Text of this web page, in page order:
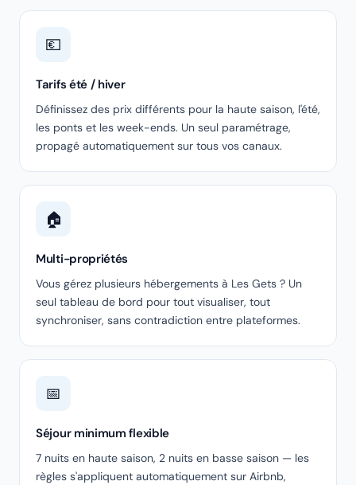
💶
Tarifs été / hiver
Définissez des prix différents pour la haute saison, l'été,
les ponts et les week-ends. Un seul paramétrage,
propagé automatiquement sur tous vos canaux.
🏠
Multi-propriétés
Vous gérez plusieurs hébergements à Les Gets ? Un
seul tableau de bord pour tout visualiser, tout
synchroniser, sans contradiction entre plateformes.
📅
Séjour minimum flexible
7 nuits en haute saison, 2 nuits en basse saison — les
règles s'appliquent automatiquement sur Airbnb,